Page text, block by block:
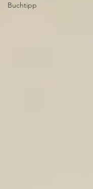
Buchtipp